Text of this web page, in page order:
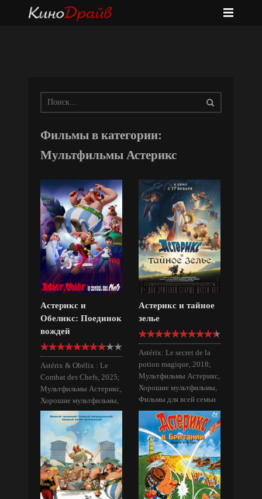
Фильмы в категории:
Мультфильмы Астерикс
Астерикс и
Обеликс: Поединок
вождей
Astérix & Obélix : Le
Combat des Chefs, 2025;
Мультфильмы Астерикс,
Хорошие мультфильмы,
Фильмы для всей семьи
Астерикс и тайное
зелье
Astérix: Le secret de la
potion magique, 2018;
Мультфильмы Астерикс,
Хорошие мультфильмы,
Фильмы для всей семьи